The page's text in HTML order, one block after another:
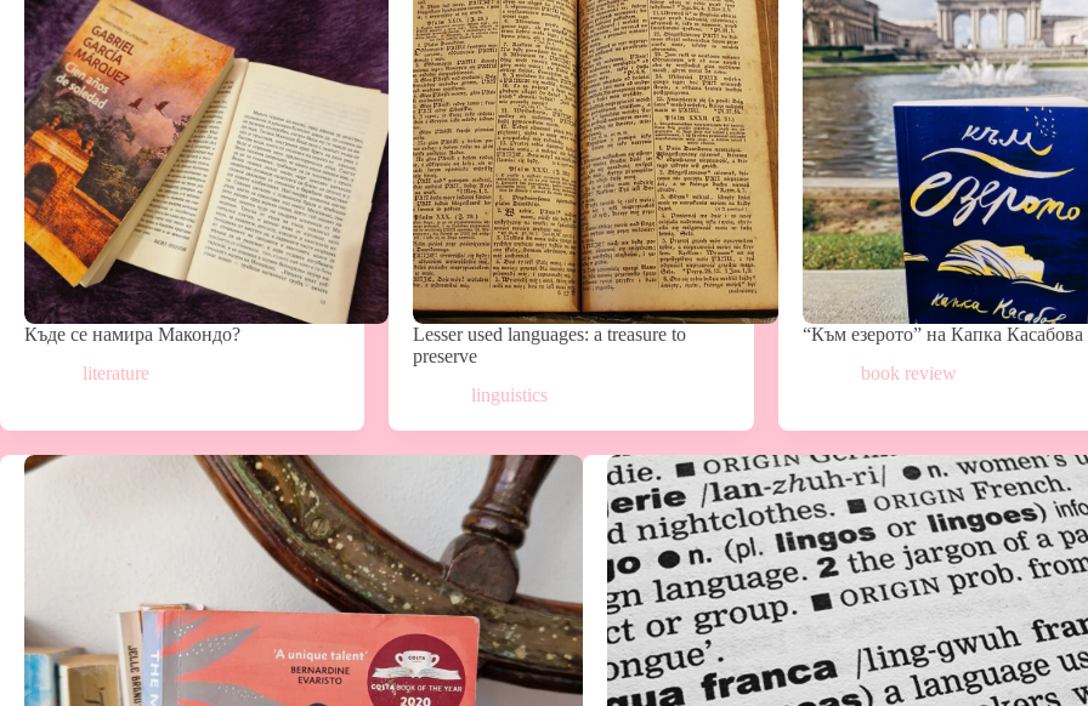
Къде се намира Макондо?
literature
Lesser used languages: a treasure to
preserve
linguistics
“Към езерото” на Капка Касабова
book review